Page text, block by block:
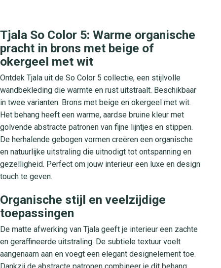
Tjala So Color 5: Warme organische
pracht in brons met beige of
okergeel met wit
Ontdek Tjala uit de So Color 5 collectie, een stijlvolle
wandbekleding die warmte en rust uitstraalt. Beschikbaar
in twee varianten: Brons met beige en okergeel met wit.
Het behang heeft een warme, aardse bruine kleur met
golvende abstracte patronen van fijne lijntjes en stippen.
De herhalende gebogen vormen creëren een organische
en natuurlijke uitstraling die uitnodigt tot ontspanning en
gezelligheid. Perfect om jouw interieur een luxe en design
touch te geven.
Organische stijl en veelzijdige
toepassingen
De matte afwerking van Tjala geeft je interieur een zachte
en geraffineerde uitstraling. De subtiele textuur voelt
aangenaam aan en voegt een elegant designelement toe.